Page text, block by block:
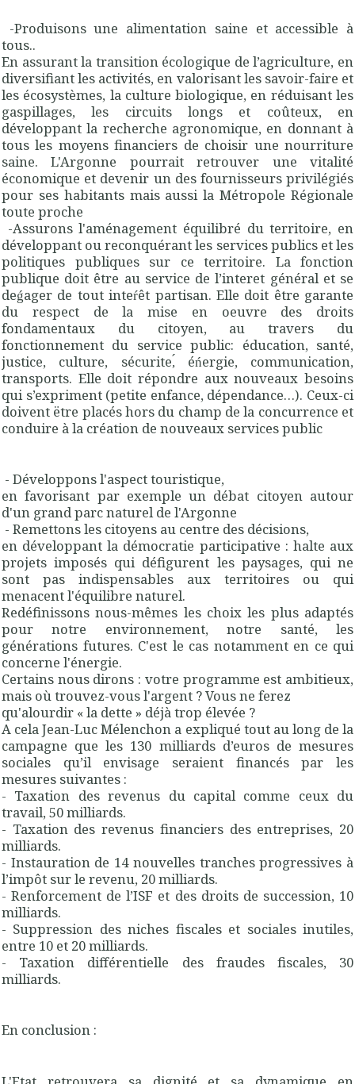
-Produisons une alimentation saine et accessible à
tous..
En assurant la transition écologique de l’agriculture, en
diversifiant les activités, en valorisant les savoir-faire et
les écosystèmes, la culture biologique, en réduisant les
gaspillages, les circuits longs et coûteux, en
développant la recherche agronomique, en donnant à
tous les moyens financiers de choisir une nourriture
saine. L'Argonne pourrait retrouver une vitalité
économique et devenir un des fournisseurs privilégiés
pour ses habitants mais aussi la Métropole Régionale
toute proche
-Assurons l'aménagement équilibré du territoire, en
développant ou reconquérant les services publics et les
politiques publiques sur ce territoire. La fonction
publique doit être au service de l’interet général et se
deǵager de tout inteŕêt partisan. Elle doit être garante
du respect de la mise en oeuvre des droits
fondamentaux du citoyen, au travers du
fonctionnement du service public: éducation, santé,
justice, culture, sécurite,́ éńergie, communication,
transports. Elle doit répondre aux nouveaux besoins
qui s’expriment (petite enfance, dépendance…). Ceux-ci
doivent ëtre placés hors du champ de la concurrence et
conduire à la création de nouveaux services public
- Développons l'aspect touristique,
en favorisant par exemple un débat citoyen autour
d'un grand parc naturel de l'Argonne
- Remettons les citoyens au centre des décisions,
en développant la démocratie participative : halte aux
projets imposés qui défigurent les paysages, qui ne
sont pas indispensables aux territoires ou qui
menacent l'équilibre naturel.
Redéfinissons nous-mêmes les choix les plus adaptés
pour notre environnement, notre santé, les
générations futures. C'est le cas notamment en ce qui
concerne l'énergie.
Certains nous dirons : votre programme est ambitieux,
mais où trouvez-vous l'argent ? Vous ne ferez
qu'alourdir « la dette » déjà trop élevée ?
A cela Jean-Luc Mélenchon a expliqué tout au long de la
campagne que les 130 milliards d’euros de mesures
sociales qu’il envisage seraient financés par les
mesures suivantes :
- Taxation des revenus du capital comme ceux du
travail, 50 milliards.
- Taxation des revenus financiers des entreprises, 20
milliards.
- Instauration de 14 nouvelles tranches progressives à
l’impôt sur le revenu, 20 milliards.
- Renforcement de l’ISF et des droits de succession, 10
milliards.
- Suppression des niches fiscales et sociales inutiles,
entre 10 et 20 milliards.
- Taxation différentielle des fraudes fiscales, 30
milliards.
En conclusion :